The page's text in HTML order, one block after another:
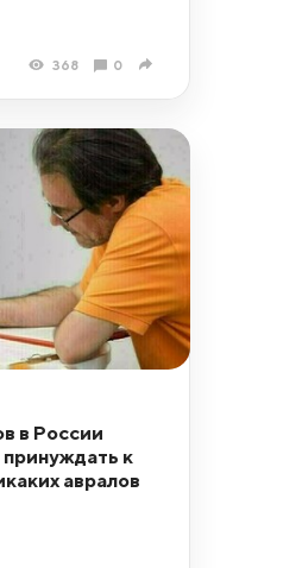
368 0
в России
к
авралов